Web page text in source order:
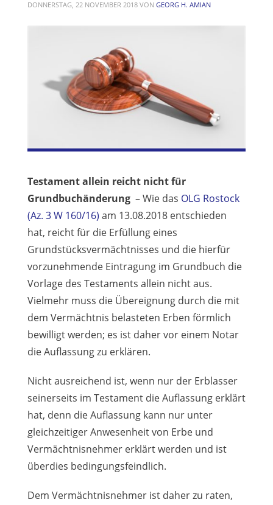
DONNERSTAG, 22 NOVEMBER 2018 VON GEORG H. AMIAN
Testament allein reicht nicht für
Grundbuchänderung – Wie das OLG Rostock
(Az. 3 W 160/16) am 13.08.2018 entschieden
hat, reicht für die Erfüllung eines
Grundstücksvermächtnisses und die hierfür
vorzunehmende Eintragung im Grundbuch die
Vorlage des Testaments allein nicht aus.
Vielmehr muss die Übereignung durch die mit
dem Vermächtnis belasteten Erben förmlich
bewilligt werden; es ist daher vor einem Notar
die Auflassung zu erklären.
Nicht ausreichend ist, wenn nur der Erblasser
seinerseits im Testament die Auflassung erklärt
hat, denn die Auflassung kann nur unter
gleichzeitiger Anwesenheit von Erbe und
Vermächtnisnehmer erklärt werden und ist
überdies bedingungsfeindlich.
Dem Vermächtnisnehmer ist daher zu raten,